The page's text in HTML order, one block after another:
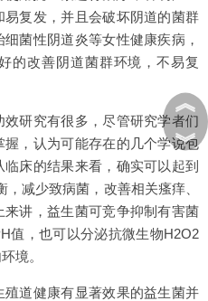
复发，并且会破坏阴道的菌群
菌性阴道炎等女性健康疾病，
的改善阴道菌群环境，不易复
研究有很多，尽管研究学者们
，认为可能存在的几个学说包
床的结果来看，确实可以起到
减少致病菌，改善相关瘙痒、
讲，益生菌可竞争抑制有害菌
值，也可以分泌抗微生物H2O2
境。
道健康有显著效果的益生菌并
︽
︾